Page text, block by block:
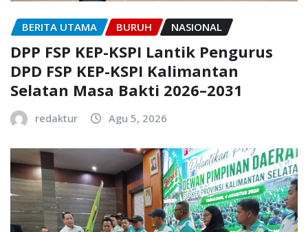
BERITA UTAMA BURUH NASIONAL
DPP FSP KEP-KSPI Lantik Pengurus
DPD FSP KEP-KSPI Kalimantan
Selatan Masa Bakti 2026–2031
redaktur Agu 5, 2026